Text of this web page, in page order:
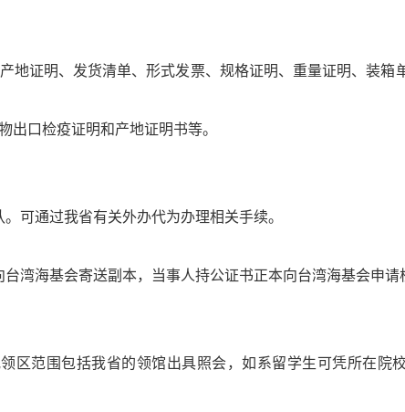
证明、发货清单、形式发票、规格证明、重量证明、装箱
口检疫证明和产地证明书等。
可通过我省有关外办代为办理相关手续。
海基会寄送副本，当事人持公证书正本向台湾海基会申请
区范围包括我省的领馆出具照会，如系留学生可凭所在院